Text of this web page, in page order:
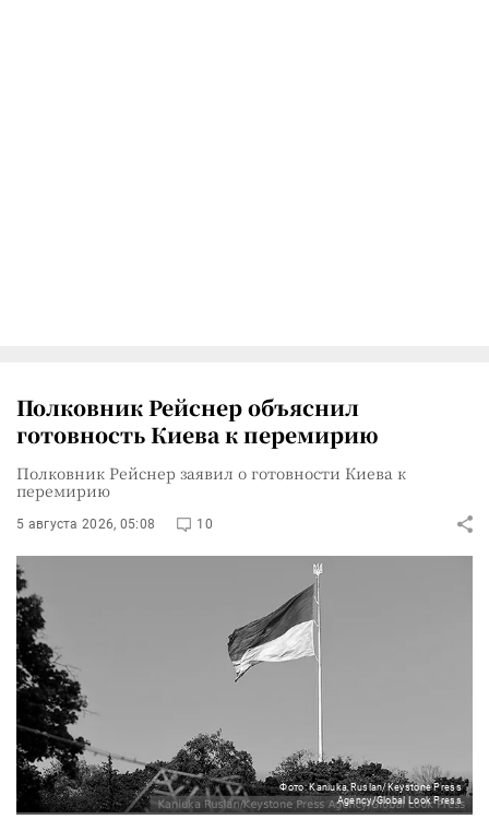
Полковник Рейснер объяснил
готовность Киева к перемирию
Полковник Рейснер заявил о готовности Киева к
перемирию
5 августа 2026, 05:08 10
Фото: Kaniuka Ruslan/Keystone Press
Agency/Global Look Press